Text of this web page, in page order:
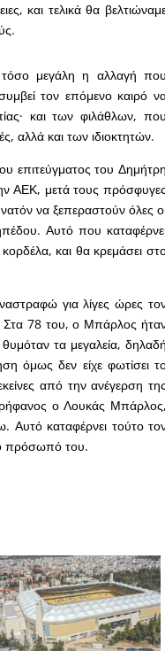
και τελικά θα
μεγάλη η αλλαγή που
τον επόμενο καιρό
και των φιλάθλων, που
αλλά και των ιδιοκτητών.
επιτεύγματος του Δημήτρη
ΑΕΚ, μετά τους πρόσφυγες
να ξεπεραστούν όλες
Αυτό που
και θα κρεμάσει
για λίγες ώρες
Στα 78 του, ο Μπάρλος
τα μεγαλεία, δηλαδή
όμως δεν είχε φωτίσει
από την ανέγερση της
ο Λουκάς Μπάρλος,
Αυτό καταφέρνει τούτο
πρόσωπό του.